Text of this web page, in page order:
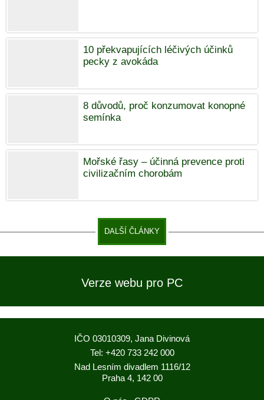
10 překvapujících léčivých účinků
pecky z avokáda
8 důvodů, proč konzumovat konopné
semínka
Mořské řasy – účinná prevence proti
civilizačním chorobám
DALŠÍ ČLÁNKY
Verze webu pro PC
IČO 03010309, Jana Divinová
Tel: +420 733 242 000
Nad Lesním divadlem 1116/12
Praha 4, 142 00